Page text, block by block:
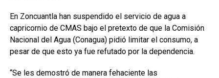
En Zoncuantla han suspendido el servicio de agua a
capricornio de CMAS bajo el pretexto de que la Comisión
Nacional del Agua (Conagua) pidió limitar el consumo, a
pesar de que esto ya fue refutado por la dependencia.
“Se les demostró de manera fehaciente las